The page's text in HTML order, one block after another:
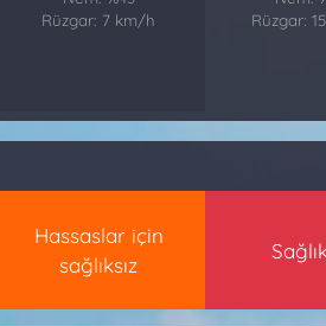
Rüzgar: 7 km/h
Rüzgar:
Hassaslar için
sağlıksız